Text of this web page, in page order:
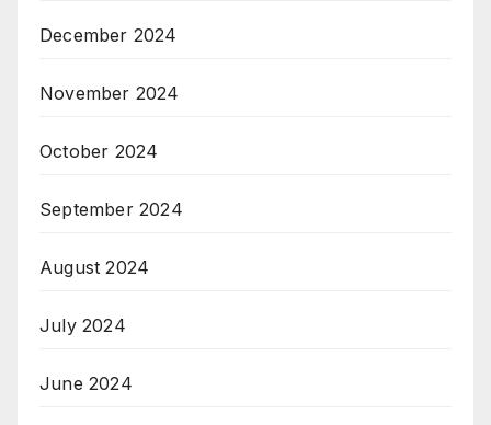
December 2024
November 2024
October 2024
September 2024
August 2024
July 2024
June 2024